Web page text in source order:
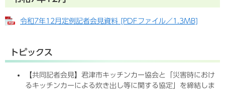
令和7年12月定例記者会見資料 [PDFファイル／1.3MB]
トピックス
【共同記者会見】君津市キッチンカー協会と「災害時におけ
るキッチンカーによる炊き出し等に関する協定」を締結しま